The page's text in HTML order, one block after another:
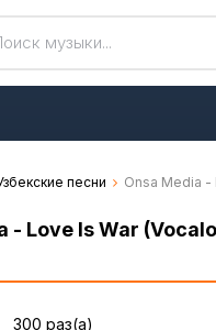
песни Onsa Media - Love
- Love Is War
300 раз(а)